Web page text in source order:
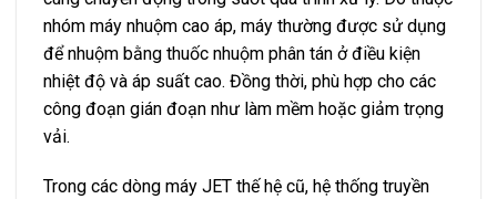
nhóm máy nhuộm cao áp, máy thường được sử dụng
để nhuộm bằng thuốc nhuộm phân tán ở điều kiện
nhiệt độ và áp suất cao. Đồng thời, phù hợp cho các
công đoạn gián đoạn như làm mềm hoặc giảm trọng
vải.
Trong các dòng máy JET thế hệ cũ, hệ thống truyền